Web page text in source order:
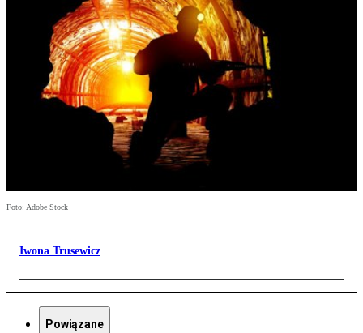
Foto: Adobe Stock
Iwona Trusewicz
Powiązane